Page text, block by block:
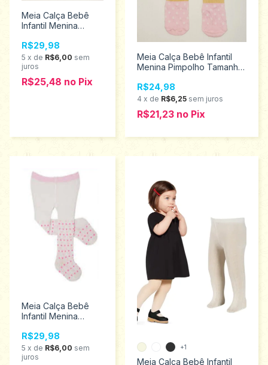
Meia Calça Bebê
Infantil Menina
Tamanho unico 0 a
7 meses 8249
R$29,98
5 x de R$6,00 sem
juros
R$25,48 no Pix
Meia Calça Bebê Infantil
Menina Pimpolho Tamanho
R$24,98
4 x de R$6,25 sem juros
R$21,23 no Pix
Meia Calça Bebê
Infantil Menina
unico 0 a 7 meses
8249
R$29,98
5 x de R$6,00 sem
juros
Meia Calça Bebê Infantil
+1